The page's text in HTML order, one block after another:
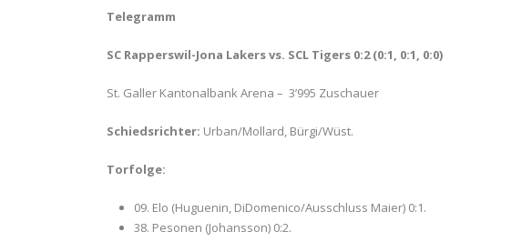
Telegramm
SC Rapperswil-Jona Lakers vs. SCL Tigers 0:2 (0:1, 0:1, 0:0)
St. Galler Kantonalbank Arena – 3’995 Zuschauer
Schiedsrichter: Urban/Mollard, Bürgi/Wüst.
Torfolge:
09. Elo (Huguenin, DiDomenico/Ausschluss Maier) 0:1.
38. Pesonen (Johansson) 0:2.